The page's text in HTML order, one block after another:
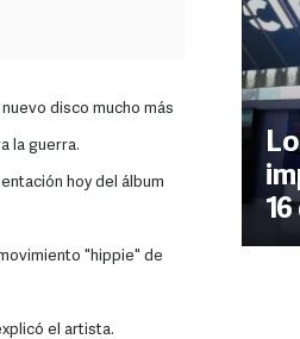
disco mucho más
la guerra.
hoy del álbum
"hippie" de
el artista.